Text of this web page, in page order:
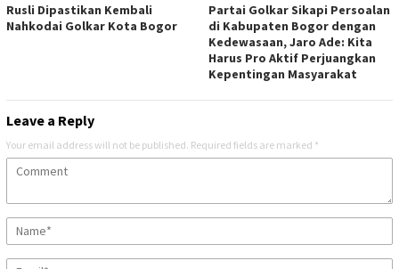
Rusli Dipastikan Kembali
Nahkodai Golkar Kota Bogor
Partai Golkar Sikapi Persoalan
di Kabupaten Bogor dengan
Kedewasaan, Jaro Ade: Kita
Harus Pro Aktif Perjuangkan
Kepentingan Masyarakat
Leave a Reply
Your email address will not be published. Required fields are marked *